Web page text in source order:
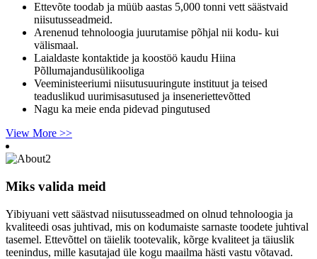
Ettevõte toodab ja müüb aastas 5,000 tonni vett säästvaid
niisutusseadmeid.
Arenenud tehnoloogia juurutamise põhjal nii kodu- kui
välismaal.
Laialdaste kontaktide ja koostöö kaudu Hiina
Põllumajandusülikooliga
Veeministeeriumi niisutusuuringute instituut ja teised
teaduslikud uurimisasutused ja inseneriettevõtted
Nagu ka meie enda pidevad pingutused
View More >>
Miks valida meid
Yibiyuani vett säästvad niisutusseadmed on olnud tehnoloogia ja
kvaliteedi osas juhtivad, mis on kodumaiste sarnaste toodete juhtival
tasemel. Ettevõttel on täielik tootevalik, kõrge kvaliteet ja täiuslik
teenindus, mille kasutajad üle kogu maailma hästi vastu võtavad.